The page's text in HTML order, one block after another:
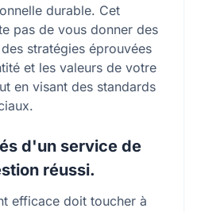
durable. Cet
pas de vous donner des
stratégies éprouvées
et les valeurs de votre
en visant des standards
d'un service de
réussi.
efficace doit toucher à